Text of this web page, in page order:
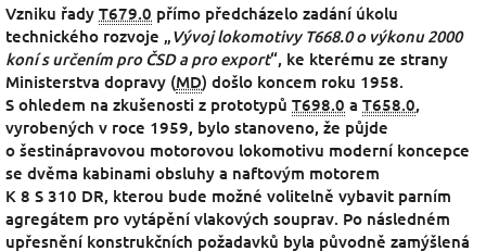
Vzniku řady T679.0 přímo předcházelo zadání úkolu
technického rozvoje „Vývoj lokomotivy T668.0 o výkonu 2000
koní s určením pro ČSD a pro export“, ke kterému ze strany
Ministerstva dopravy (MD) došlo koncem roku 1958.
S ohledem na zkušenosti z prototypů T698.0 a T658.0,
vyrobených v roce 1959, bylo stanoveno, že půjde
o šestinápravovou motorovou lokomotivu moderní koncepce
se dvěma kabinami obsluhy a naftovým motorem
K 8 S 310 DR, kterou bude možné volitelně vybavit parním
agregátem pro vytápění vlakových souprav. Po následném
upřesnění konstrukčních požadavků byla původně zamýšlená